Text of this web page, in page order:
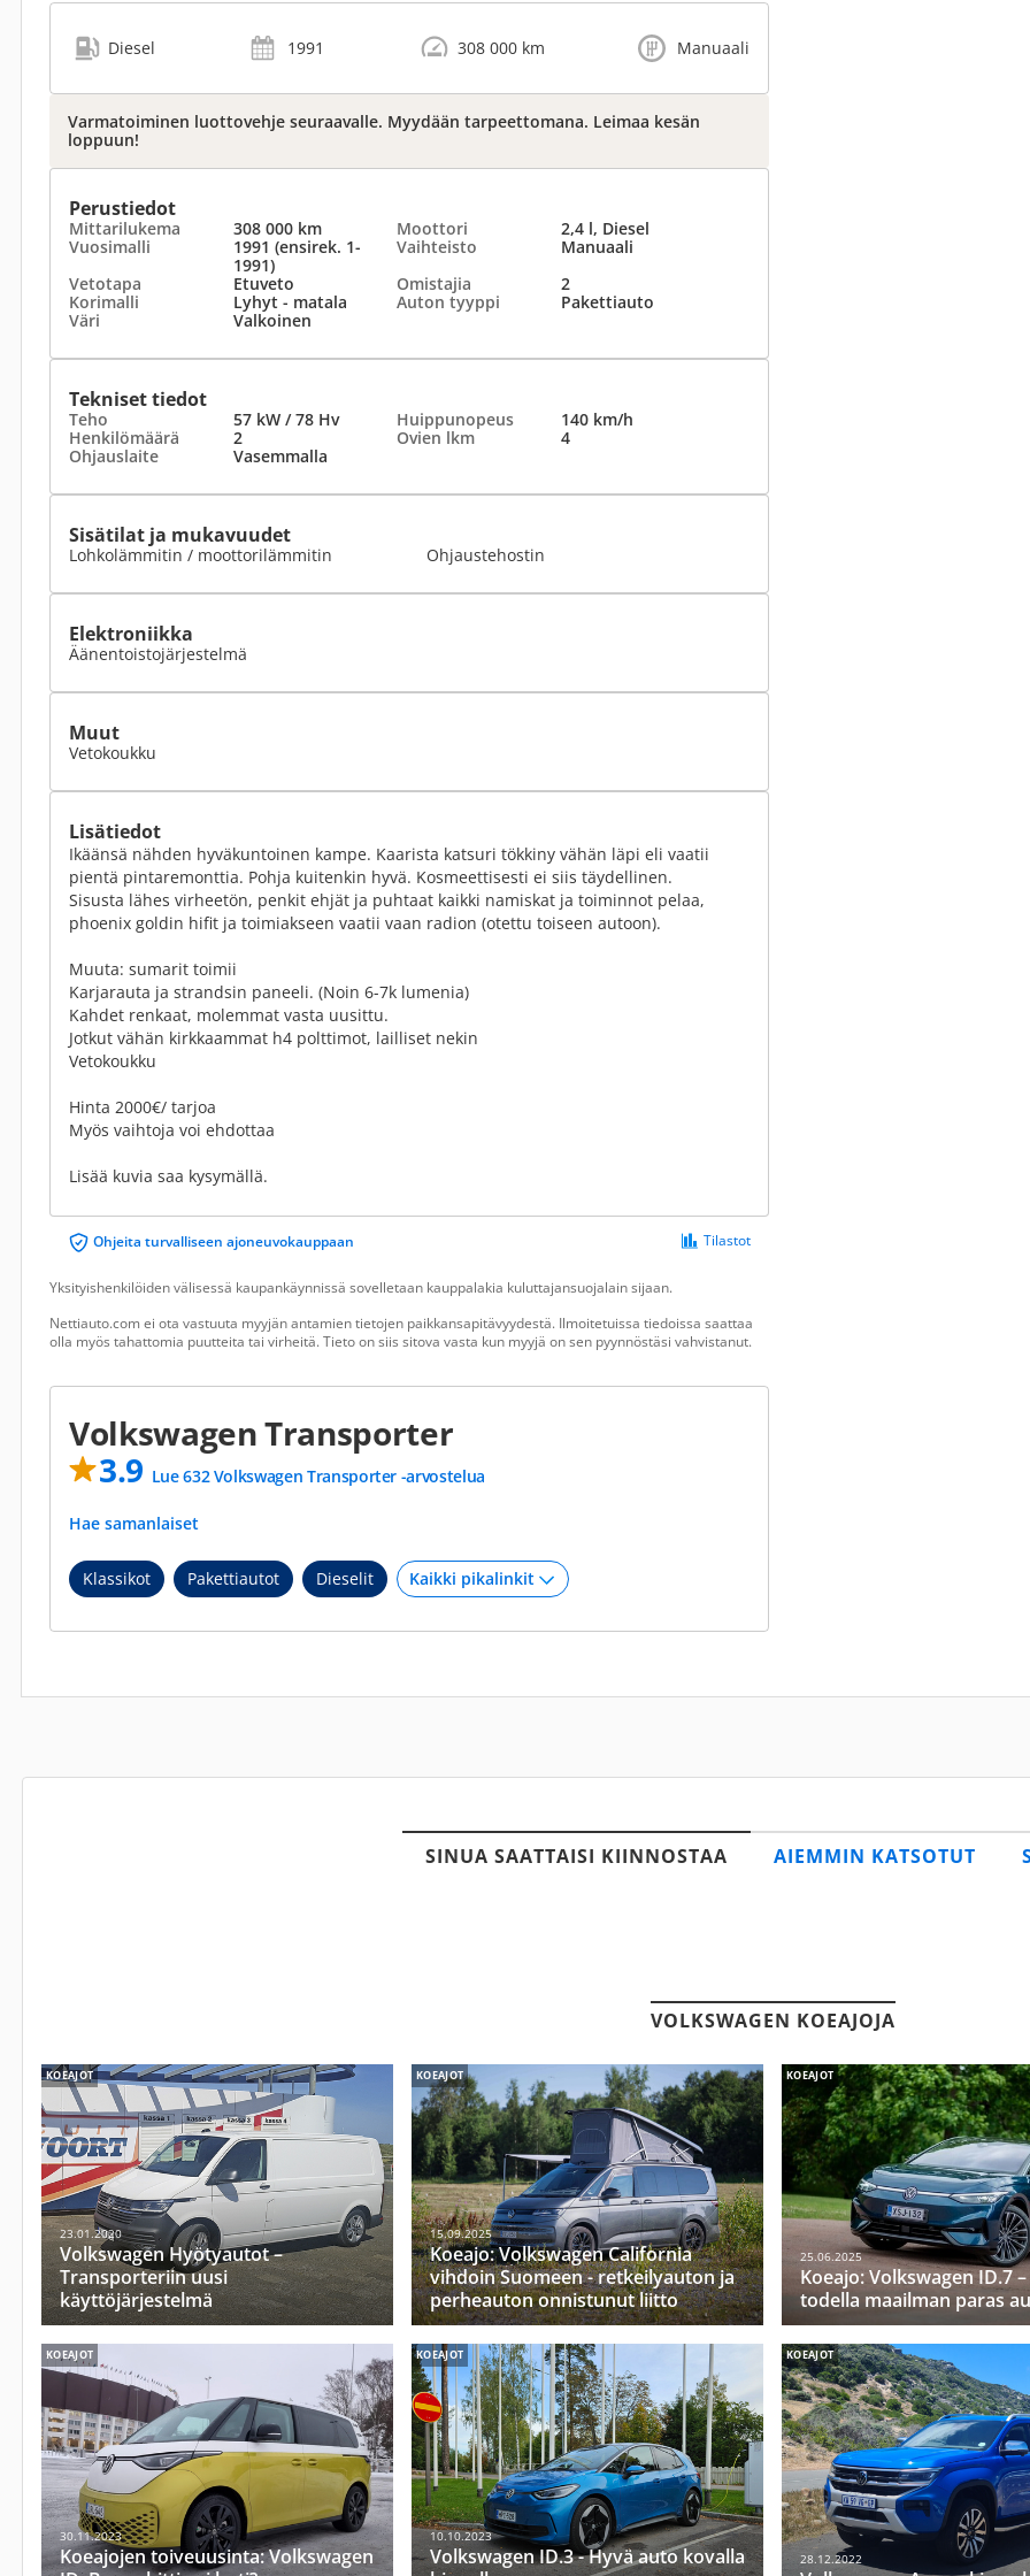
Diesel 1991 308 000 km Manuaali
Varmatoiminen luottovehje seuraavalle. Myydään tarpeettomana. Leimaa kesän
loppuun!
Perustiedot
Mittarilukema 308 000 km Moottori
2,4 l, Diesel
Vuosimalli
1991 (ensirek. 1-
1991)
Vaihteisto
Manuaali
Vetotapa
Etuveto Omistajia
2
Korimalli
Lyhyt - matala Auton tyyppi
Pakettiauto
Väri
Valkoinen
Tekniset tiedot
Teho 57 kW / 78 Hv Huippunopeus
140 km/h
Henkilömäärä
2 Ovien lkm
4
Ohjauslaite
Vasemmalla
Sisätilat ja mukavuudet
Lohkolämmitin / moottorilämmitin Ohjaustehostin
Elektroniikka
Äänentoistojärjestelmä
Muut
Vetokoukku
Lisätiedot
Ikäänsä nähden hyväkuntoinen kampe. Kaarista katsuri tökkiny vähän läpi eli vaatii
pientä pintaremonttia. Pohja kuitenkin hyvä. Kosmeettisesti ei siis täydellinen.
Sisusta lähes virheetön, penkit ehjät ja puhtaat kaikki namiskat ja toiminnot pelaa,
phoenix goldin hifit ja toimiakseen vaatii vaan radion (otettu toiseen autoon).
Muuta: sumarit toimii
Karjarauta ja strandsin paneeli. (Noin 6-7k lumenia)
Kahdet renkaat, molemmat vasta uusittu.
Jotkut vähän kirkkaammat h4 polttimot, lailliset nekin
Vetokoukku
Hinta 2000€/ tarjoa
Myös vaihtoja voi ehdottaa
Lisää kuvia saa kysymällä.
Ohjeita turvalliseen ajoneuvokauppaan Tilastot
Yksityishenkilöiden välisessä kaupankäynnissä sovelletaan kauppalakia kuluttajansuojalain sijaan.
Nettiauto.com ei ota vastuuta myyjän antamien tietojen paikkansapitävyydestä. Ilmoitetuissa tiedoissa saattaa
olla myös tahattomia puutteita tai virheitä. Tieto on siis sitova vasta kun myyjä on sen pyynnöstäsi vahvistanut.
Volkswagen Transporter
3.9 Lue 632 Volkswagen Transporter -arvostelua
Hae samanlaiset
Klassikot Pakettiautot Dieselit
SINUA SAATTAISI KIINNOSTAA AIEMMIN KATSOTUT
VOLKSWAGEN KOEAJOJA
KOEAJOT
23.01.2020
Volkswagen Hyötyautot –
Transporteriin uusi
käyttöjärjestelmä
KOEAJOT
15.09.2025
Koeajo: Volkswagen California
vihdoin Suomeen - retkeilyauton ja
perheauton onnistunut liitto
KOEAJOT
25.06.2025
Koeajo: Volkswagen ID.7
todella maailman paras
KOEAJOT
30.11.2023
Koeajojen toiveuusinta: Volkswagen
KOEAJOT
10.10.2023
Volkswagen ID.3 - Hyvä auto kovalla
KOEAJOT
28.12.2022